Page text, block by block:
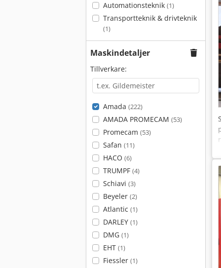
Automationsteknik (1)
Transportteknik & drivteknik
(1)
Maskindetaljer
Tillverkare:
Amada (222)
AMADA PROMECAM (53)
Promecam (53)
Safan (11)
HACO (6)
TRUMPF (4)
Schiavi (3)
Beyeler (2)
Atlantic (1)
DARLEY (1)
DMG (1)
EHT (1)
Fiessler (1)